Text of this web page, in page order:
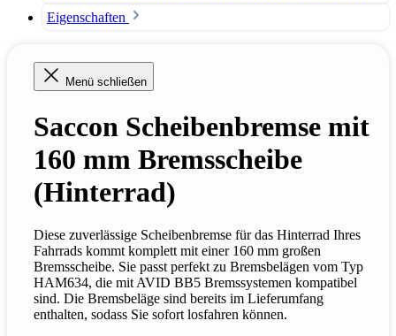
Eigenschaften
Menü schließen
Saccon Scheibenbremse mit
160 mm Bremsscheibe
(Hinterrad)
Diese zuverlässige Scheibenbremse für das Hinterrad Ihres
Fahrrads kommt komplett mit einer 160 mm großen
Bremsscheibe. Sie passt perfekt zu Bremsbelägen vom Typ
HAM634, die mit AVID BB5 Bremssystemen kompatibel
sind. Die Bremsbeläge sind bereits im Lieferumfang
enthalten, sodass Sie sofort losfahren können.